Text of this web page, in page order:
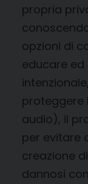
propria
opzioni di
educare ed
proteggere
audio), il
per evitare
creazione
dannosi